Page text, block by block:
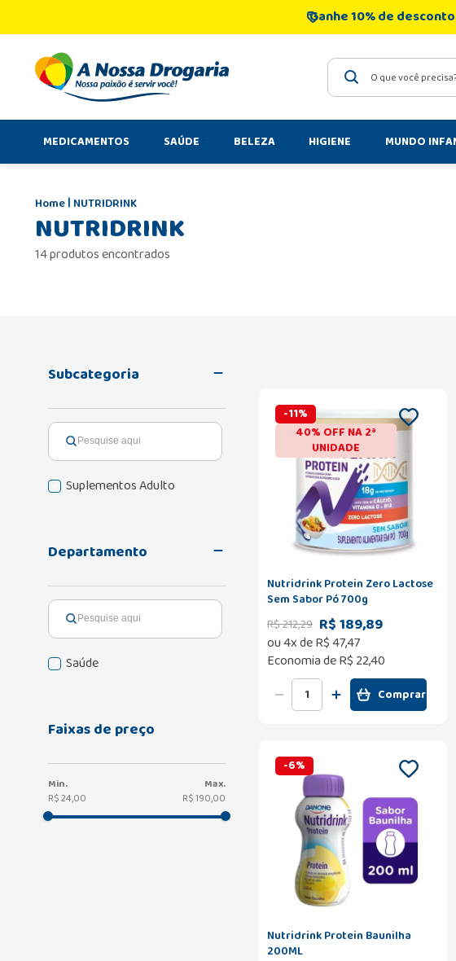
Ganhe 10% de
O que você precisa?
MEDICAMENTOS SAÚDE BELEZA HIGIENE MUNDO
NUTRIDRINK
NUTRIDRINK
14 produtos encontrados
Subcategoria
Suplementos Adulto
Departamento
Saúde
Faixas de preço
R$ 24,00 R$ 190,00
-11%
40% OFF NA 2ª
UNIDADE
Nutridrink Protein Zero Lactose
Sem Sabor Pó 700g
R$212,29 R$ 189,89
ou4x deR$47,47
Economia deR$ 22,40
Comprar
-6%
Nutridrink Protein Baunilha
200ML